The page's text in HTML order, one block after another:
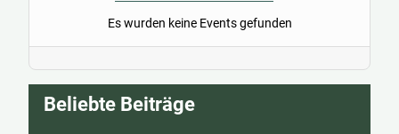
Es wurden keine Events gefunden
Beliebte Beiträge